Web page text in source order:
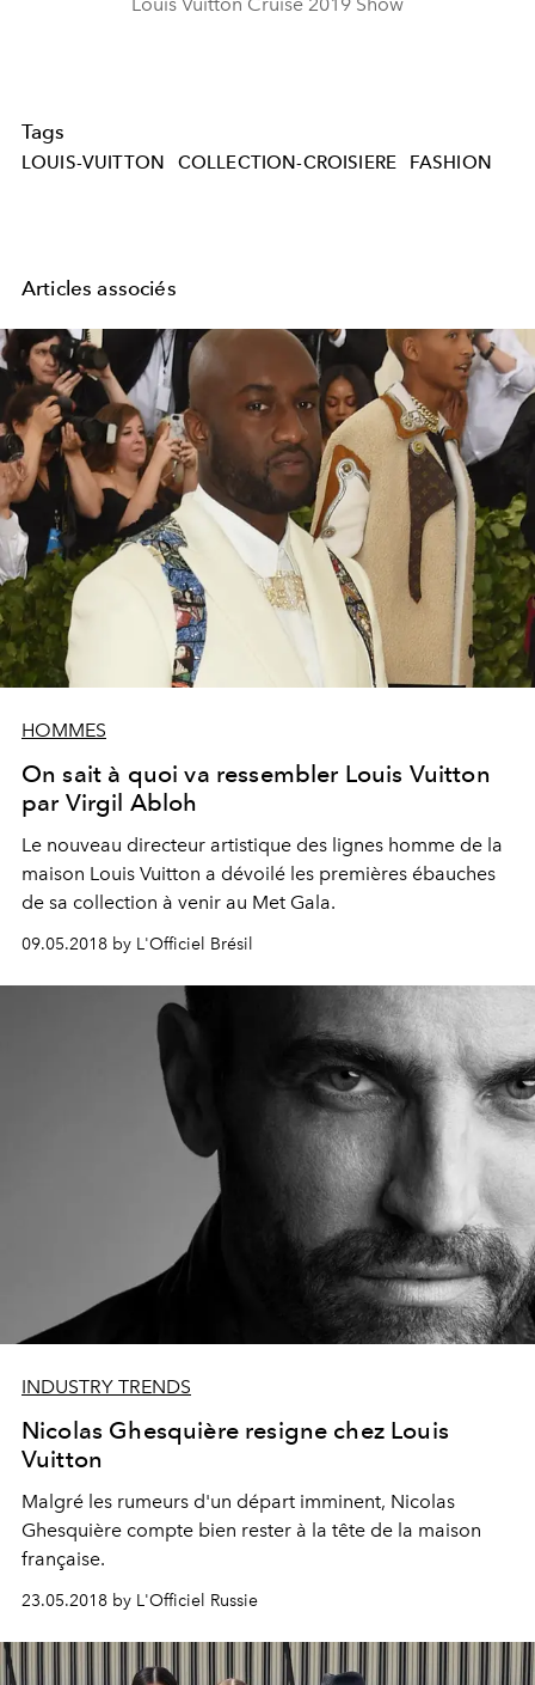
Louis Vuitton Cruise 2019 Show
Tags
LOUIS-VUITTON COLLECTION-CROISIERE FASHION
Articles associés
HOMMES
On sait à quoi va ressembler Louis Vuitton
par Virgil Abloh
Le nouveau directeur artistique des lignes homme de la
maison Louis Vuitton a dévoilé les premières ébauches
de sa collection à venir au Met Gala.
09.05.2018 by L'Officiel Brésil
INDUSTRY TRENDS
Nicolas Ghesquière resigne chez Louis
Vuitton
Malgré les rumeurs d'un départ imminent, Nicolas
Ghesquière compte bien rester à la tête de la maison
française.
23.05.2018 by L'Officiel Russie